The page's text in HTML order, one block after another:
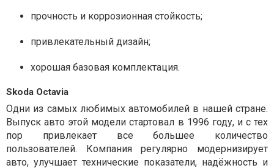
прочность и коррозионная стойкость;
привлекательный дизайн;
хорошая базовая комплектация.
Skoda Octavia
Одни из самых любимых автомобилей в нашей стране.
Выпуск авто этой модели стартовал в 1996 году, и с тех
пор привлекает все большее количество
пользователей. Компания регулярно модернизирует
авто, улучшает технические показатели, надёжность и